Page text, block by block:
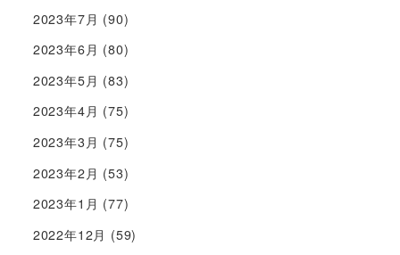
2023年7月 (90)
2023年6月 (80)
2023年5月 (83)
2023年4月 (75)
2023年3月 (75)
2023年2月 (53)
2023年1月 (77)
2022年12月 (59)